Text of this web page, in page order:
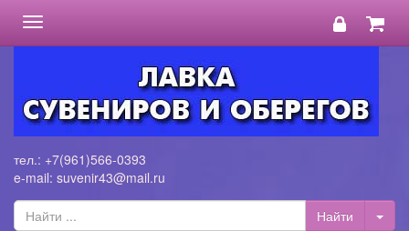
Toggle
navigation
тел.: +7(961)566-0393
e-mail: suvenir43@mail.ru